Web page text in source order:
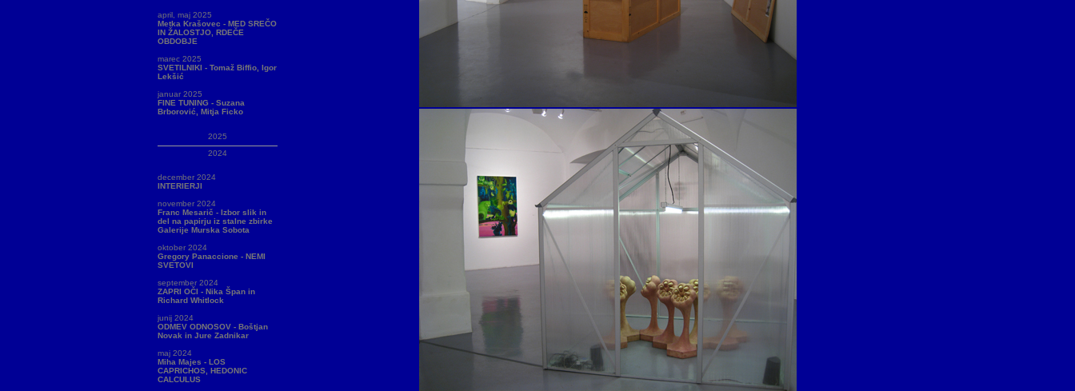
april, maj 2025
Metka Krašovec - MED SREČO
IN ŽALOSTJO, RDEČE
OBDOBJE
marec 2025
SVETILNIKI - Tomaž Biffio, Igor
Lekšić
januar 2025
FINE TUNING - Suzana
Brborović, Mitja Ficko
2025
2024
december 2024
INTERIERJI
november 2024
Franc Mesarič - Izbor slik in
del na papirju iz stalne zbirke
Galerije Murska Sobota
oktober 2024
Gregory Panaccione - NEMI
SVETOVI
september 2024
ZAPRI OČI - Nika Špan in
Richard Whitlock
junij 2024
ODMEV ODNOSOV - Boštjan
Novak in Jure Zadnikar
maj 2024
Miha Majes - LOS
CAPRICHOS, HEDONIC
CALCULUS